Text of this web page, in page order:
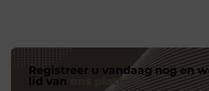
Registreer u vandaag nog en
lid van
ons platform